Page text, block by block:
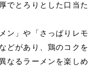
でとろりとした口当た
ン」や「さっぱりレモ
どがあり、鶏のコクを
なるラーメンを楽しめ